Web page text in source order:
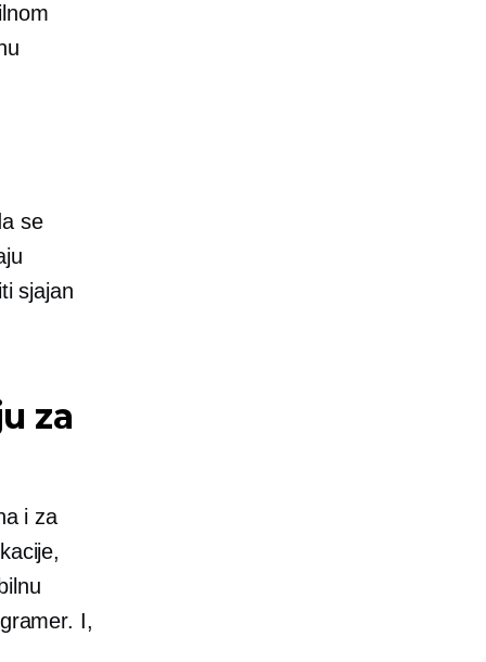
se
sjajan
za
i za
I,